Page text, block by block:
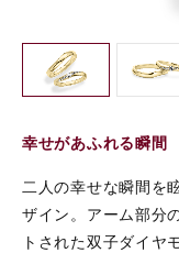
幸せがあふれる瞬間
二人の幸せな瞬間を
ザイン。アーム部分
トされた双子ダイヤ